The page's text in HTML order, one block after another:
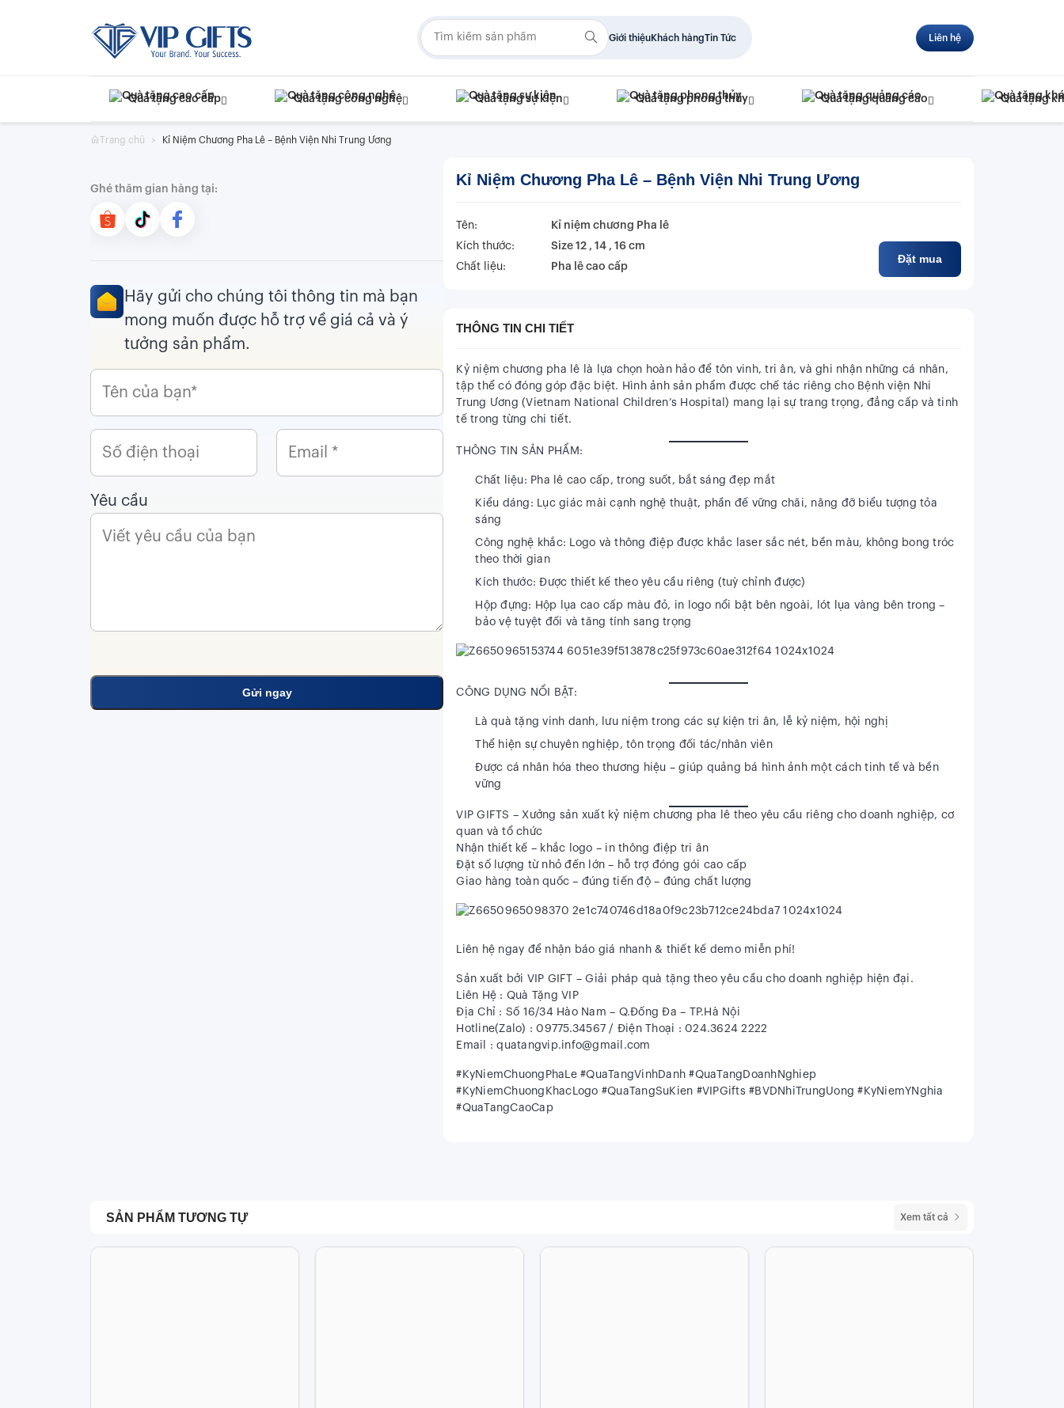
Giới thiệuKhách hàngTin Tức Liên hệ
Quà tặng cao cấp Quà tặng công nghệ Quà tặng sự kiện Quà tặng phong thủy Quà tặng quảng cáo Quà tặng
Trang chủ Kỉ Niệm Chương Pha Lê – Bệnh Viện Nhi Trung Ương
Ghé thăm gian hàng tại:
Hãy gửi cho chúng tôi thông tin mà bạn
mong muốn được hỗ trợ về giá cả và ý
tưởng sản phẩm.
Yêu cầu
Kỉ Niệm Chương Pha Lê – Bệnh Viện Nhi Trung Ương
Tên:
Kỉ niệm chương Pha lê
Kích thước:
Size 12 , 14 , 16 cm
Chất liệu:
Pha lê cao cấp
Đặt mua
THÔNG TIN CHI TIẾT
Kỷ niệm chương pha lê là lựa chọn hoàn hảo để tôn vinh, tri ân, và ghi nhận những cá nhân,
tập thể có đóng góp đặc biệt. Hình ảnh sản phẩm được chế tác riêng cho Bệnh viện Nhi
Trung Ương (Vietnam National Children’s Hospital) mang lại sự trang trọng, đẳng cấp và tinh
tế trong từng chi tiết.
THÔNG TIN SẢN PHẨM:
Chất liệu: Pha lê cao cấp, trong suốt, bắt sáng đẹp mắt
Kiểu dáng: Lục giác mài cạnh nghệ thuật, phần đế vững chãi, nâng đỡ biểu tượng tỏa
sáng
Công nghệ khắc: Logo và thông điệp được khắc lasersắc nét, bền màu, không bong tróc
theo thời gian
Kích thước: Được thiết kế theo yêu cầu riêng (tuỳ chỉnh được)
Hộp đựng: Hộp lụa cao cấp màu đỏ, in logo nổi bật bên ngoài, lót lụa vàng bên trong –
bảo vệ tuyệt đối và tăng tính sang trọng
CÔNG DỤNG NỔI BẬT:
Là quà tặng vinh danh, lưu niệm trong các sự kiện tri ân, lễ kỷ niệm, hội nghị
Thể hiện sự chuyên nghiệp, tôn trọng đối tác/nhân viên
Được cá nhân hóa theo thương hiệu – giúp quảng bá hình ảnh một cách tinh tế và bền
vững
VIP GIFTS – Xưởng sản xuất kỷ niệm chương pha lê theo yêu cầu riêng cho doanh nghiệp, cơ
quan và tổ chức
Nhận thiết kế – khắc logo – in thông điệp tri ân
Đặt số lượng từ nhỏ đến lớn – hỗ trợ đóng gói cao cấp
Giao hàng toàn quốc – đúng tiến độ – đúng chất lượng
Liên hệ ngay để nhận báo giá nhanh & thiết kế demo miễn phí!
Sản xuất bởi VIP GIFT – Giải pháp quà tặng theo yêu cầu cho doanh nghiệp hiện đại.
Liên Hệ : Quà Tặng VIP
Địa Chỉ : Số 16/34 Hào Nam – Q.Đống Đa – TP.Hà Nội
Hotline(Zalo) : 09775.34567 / Điện Thoại : 024.3624 2222
Email : quatangvip.info@gmail.com
#KyNiemChuongPhaLe #QuaTangVinhDanh #QuaTangDoanhNghiep
#KyNiemChuongKhacLogo #QuaTangSuKien #VIPGifts #BVDNhiTrungUong #KyNiemYNghia
#QuaTangCaoCap
SẢN PHẨM TƯƠNG TỰ Xem tất cả